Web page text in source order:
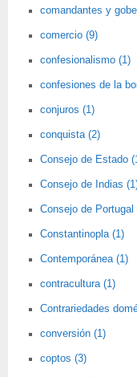
comandantes y
comercio (9)
confesionalismo (1)
confesiones de la
conjuros (1)
conquista (2)
Consejo de Estado
Consejo de Indias
Consejo de Portugal
Constantinopla (1)
Contemporánea (1)
contracultura (1)
Contrariedades
conversión (1)
coptos (3)